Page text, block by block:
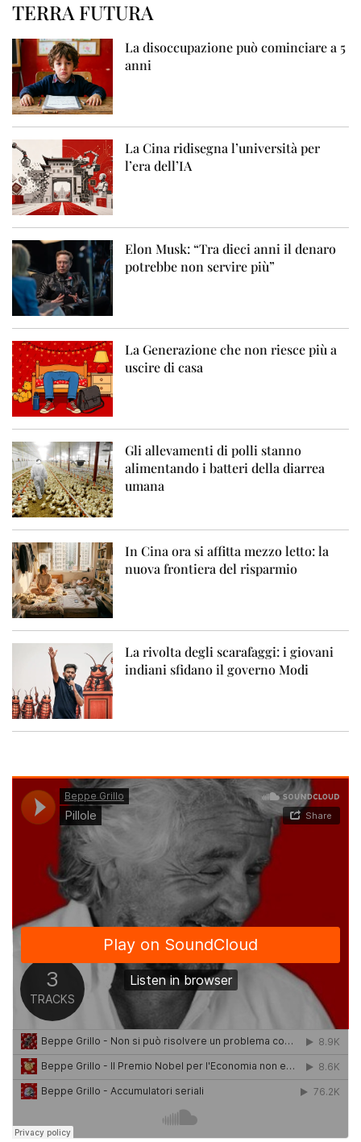
TERRA FUTURA
La disoccupazione può cominciare a 5
anni
La Cina ridisegna l’università per
l’era dell’IA
Elon Musk: “Tra dieci anni il denaro
potrebbe non servire più”
La Generazione che non riesce più a
uscire di casa
Gli allevamenti di polli stanno
alimentando i batteri della diarrea
umana
In Cina ora si affitta mezzo letto: la
nuova frontiera del risparmio
La rivolta degli scarafaggi: i giovani
indiani sfidano il governo Modi